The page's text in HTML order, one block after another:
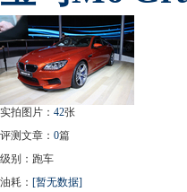
实拍图片： 42张
评测文章： 0篇
级别：跑车
油耗： [暂无数据]